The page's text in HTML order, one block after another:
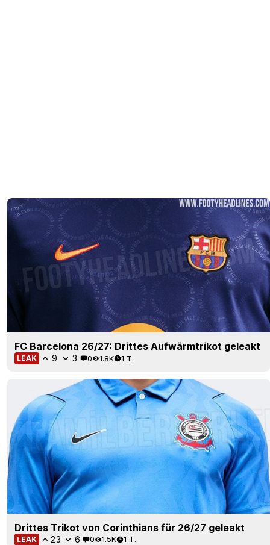
FC Barcelona 26/27: Drittes Aufwärmtrikot geleakt
LEAK 9 3 0 1.8K 1 T.
Drittes Trikot von Corinthians für 26/27 geleakt
LEAK 23 6 0 1.5K 1 T.